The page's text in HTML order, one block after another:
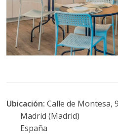
Ubicación:Calle de Montesa, 9
Madrid (Madrid)
España